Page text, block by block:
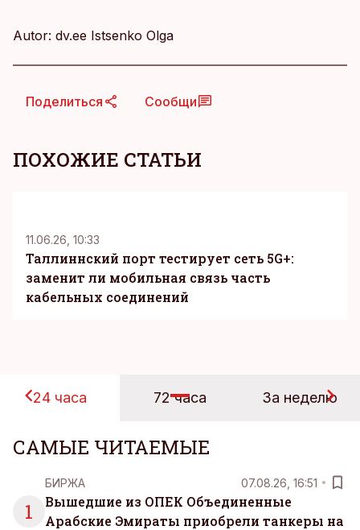
Autor: dv.ee Istsenko Olga
Поделиться Сообщи
ПОХОЖИЕ СТАТЬИ
11.06.26, 10:33
Таллиннский порт тестирует сеть 5G+:
заменит ли мобильная связь часть
кабельных соединений
24 часа 72 часа За неделю
САМЫЕ ЧИТАЕМЫЕ
1
БИРЖА 07.08.26, 16:51
Вышедшие из ОПЕК Объединенные
Арабские Эмираты приобрели танкеры на